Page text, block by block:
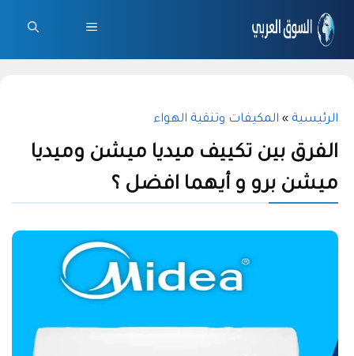
المحتوى
القائمة
الرئيسية » المكيفات وتنقية الهواء
الفرق بين تكييف ميديا ميشن وميديا
ميشن برو و أيهما افضل ؟